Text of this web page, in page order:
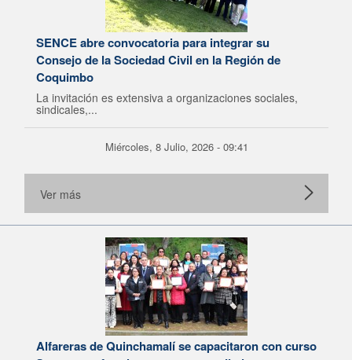
SENCE abre convocatoria para integrar su
Consejo de la Sociedad Civil en la Región de
Coquimbo
La invitación es extensiva a organizaciones sociales,
sindicales,...
Miércoles, 8 Julio, 2026 - 09:41
Ver más
Alfareras de Quinchamalí se capacitaron con curso